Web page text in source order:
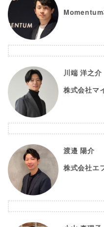
Momentum
川端 洋之介
株式会社マ
渡邉 陽介
株式会社エ